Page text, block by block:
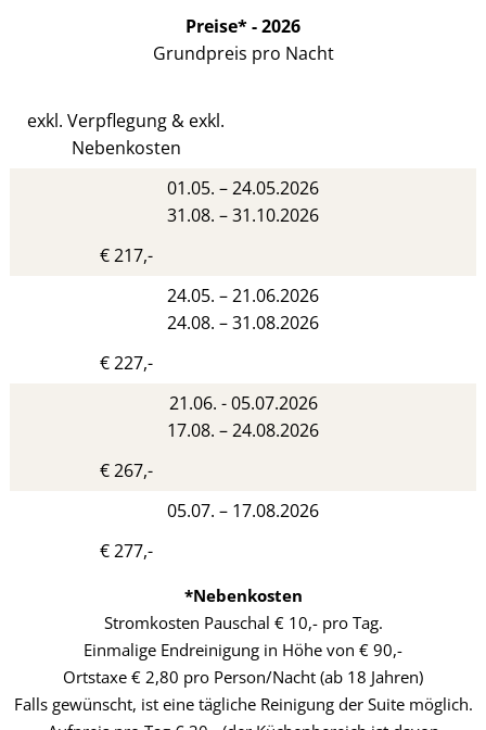
Preise* - 2026
Grundpreis pro Nacht
exkl. Verpflegung & exkl.
Nebenkosten
01.05. – 24.05.2026
31.08. – 31.10.2026
€ 217,-
24.05. – 21.06.2026
24.08. – 31.08.2026
€ 227,-
21.06. - 05.07.2026
17.08. – 24.08.2026
€ 267,-
05.07. – 17.08.2026
€ 277,-
*Nebenkosten
Stromkosten Pauschal € 10,- pro Tag.
Einmalige Endreinigung in Höhe von € 90,-
Ortstaxe € 2,80 pro Person/Nacht (ab 18 Jahren)
Falls gewünscht, ist eine tägliche Reinigung der Suite möglich.